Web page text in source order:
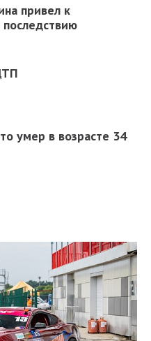
привел к
умер в возрасте 34